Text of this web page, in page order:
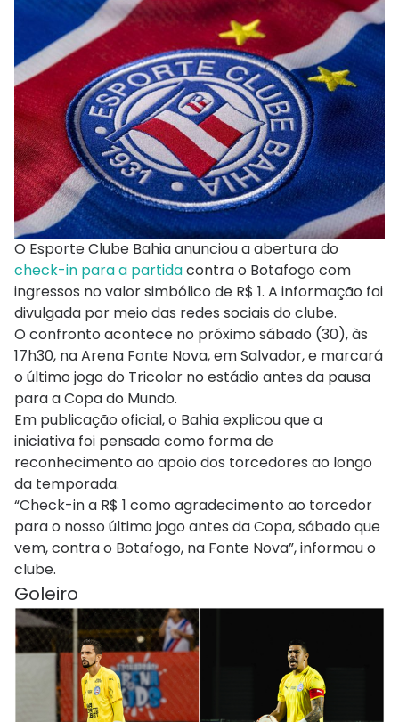
O Esporte Clube Bahia anunciou a abertura do
check-in para a partidacontra o Botafogo com
ingressos no valor simbólico de R$ 1. A informação foi
divulgada por meio das redes sociais do clube.
O confronto acontece no próximo sábado (30), às
17h30, na Arena Fonte Nova, em Salvador, e marcará
o último jogo do Tricolor no estádio antes da pausa
para a Copa do Mundo.
Em publicação oficial, o Bahia explicou que a
iniciativa foi pensada como forma de
reconhecimento ao apoio dos torcedores ao longo
da temporada.
“Check-in a R$ 1 como agradecimento ao torcedor
para o nosso último jogo antes da Copa, sábado que
vem, contra o Botafogo, na Fonte Nova”, informou o
clube.
Goleiro